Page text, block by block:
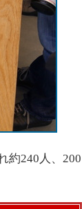
約240人、200